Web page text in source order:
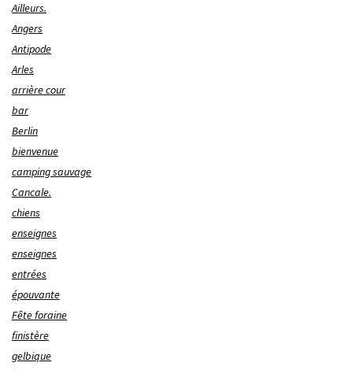
Ailleurs.
Angers
Antipode
Arles
arrière cour
bar
Berlin
bienvenue
camping sauvage
Cancale.
chiens
enseignes
enseignes
entrées
épouvante
Fête foraine
finistère
gelbique